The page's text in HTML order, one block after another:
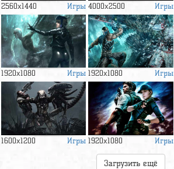
2560x1440 Игры 4000x2500 Игры
1920x1080 Игры 1920x1080 Игры
1600x1200 Игры 1920x1080 Игры
Загрузить ещё